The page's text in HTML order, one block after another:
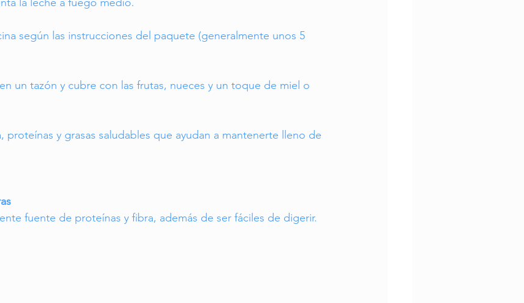
según las instrucciones del paquete (generalmente unos 5
un tazón y cubre con las frutas, nueces y un toque de miel o
proteínas y grasas saludables que ayudan a mantenerte lleno de
fuente de proteínas y fibra, además de ser fáciles de digerir.